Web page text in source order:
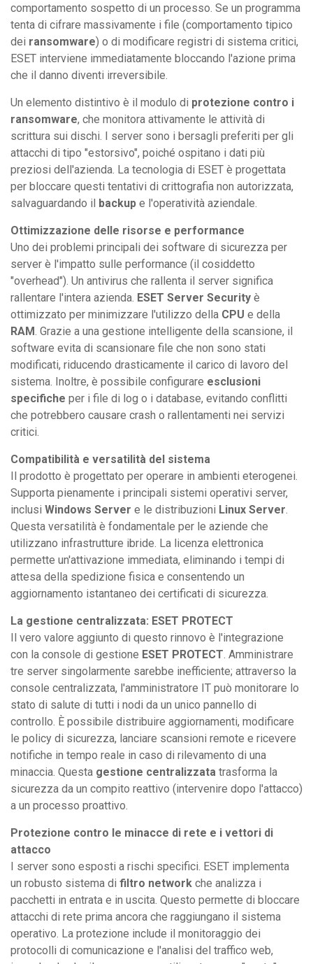
comportamento sospetto di un processo. Se un programma
tenta di cifrare massivamente i file (comportamento tipico
dei ransomware) o di modificare registri di sistema critici,
ESET interviene immediatamente bloccando l'azione prima
che il danno diventi irreversibile.
Un elemento distintivo è il modulo di protezione contro i
ransomware, che monitora attivamente le attività di
scrittura sui dischi. I server sono i bersagli preferiti per gli
attacchi di tipo "estorsivo", poiché ospitano i dati più
preziosi dell'azienda. La tecnologia di ESET è progettata
per bloccare questi tentativi di crittografia non autorizzata,
salvaguardando il backup e l'operatività aziendale.
Ottimizzazione delle risorse e performance
Uno dei problemi principali dei software di sicurezza per
server è l'impatto sulle performance (il cosiddetto
"overhead"). Un antivirus che rallenta il server significa
rallentare l'intera azienda. ESET Server Security è
ottimizzato per minimizzare l'utilizzo della CPU e della
RAM. Grazie a una gestione intelligente della scansione, il
software evita di scansionare file che non sono stati
modificati, riducendo drasticamente il carico di lavoro del
sistema. Inoltre, è possibile configurare esclusioni
specifiche per i file di log o i database, evitando conflitti
che potrebbero causare crash o rallentamenti nei servizi
critici.
Compatibilità e versatilità del sistema
Il prodotto è progettato per operare in ambienti eterogenei.
Supporta pienamente i principali sistemi operativi server,
inclusi Windows Server e le distribuzioni Linux Server.
Questa versatilità è fondamentale per le aziende che
utilizzano infrastrutture ibride. La licenza elettronica
permette un'attivazione immediata, eliminando i tempi di
attesa della spedizione fisica e consentendo un
aggiornamento istantaneo dei certificati di sicurezza.
La gestione centralizzata: ESET PROTECT
Il vero valore aggiunto di questo rinnovo è l'integrazione
con la console di gestione ESET PROTECT. Amministrare
tre server singolarmente sarebbe inefficiente; attraverso la
console centralizzata, l'amministratore IT può monitorare lo
stato di salute di tutti i nodi da un unico pannello di
controllo. È possibile distribuire aggiornamenti, modificare
le policy di sicurezza, lanciare scansioni remote e ricevere
notifiche in tempo reale in caso di rilevamento di una
minaccia. Questa gestione centralizzata trasforma la
sicurezza da un compito reattivo (intervenire dopo l'attacco)
a un processo proattivo.
Protezione contro le minacce di rete e i vettori di
attacco
I server sono esposti a rischi specifici. ESET implementa
un robusto sistema di filtro network che analizza i
pacchetti in entrata e in uscita. Questo permette di bloccare
attacchi di rete prima ancora che raggiungano il sistema
operativo. La protezione include il monitoraggio dei
protocolli di comunicazione e l'analisi del traffico web,